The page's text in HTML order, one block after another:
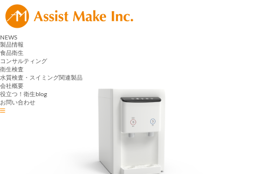
NEWS
製品情報
食品衛生
コンサルティング
衛生検査
水質検査・スイミング関連製品
会社概要
役立つ！衛生blog
お問い合わせ